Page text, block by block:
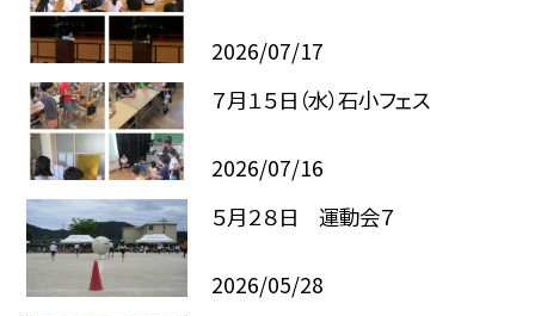
2026/07/17
７月１５日（水）石小フェス
2026/07/16
５月２８日 運動会７
2026/05/28